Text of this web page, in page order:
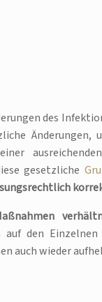
des
gesetzliche
den
auch wieder